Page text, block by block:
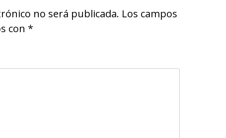
no será publicada. Los campos
con *